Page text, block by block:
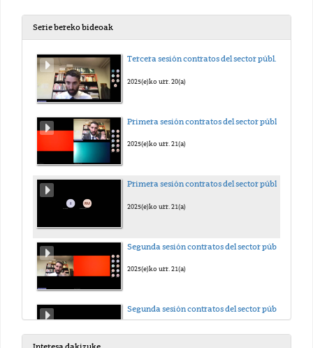
Serie bereko bideoak
Tercera sesión contratos del sector público
2025(e)ko urr. 20(a)
2025(e)ko urr. 21(a)
2025(e)ko urr. 21(a)
2025(e)ko urr. 21(a)